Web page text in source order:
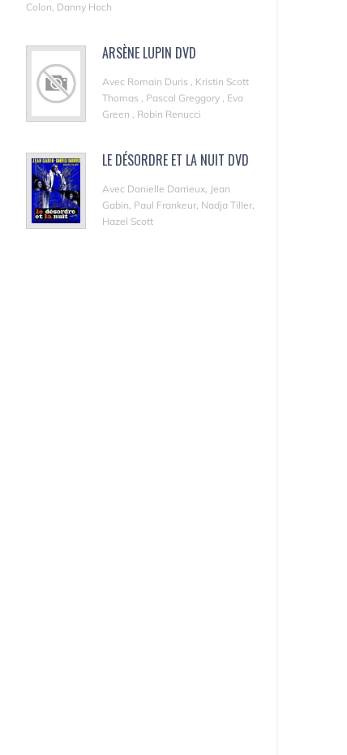
Colon, Danny Hoch
ARSÈNE LUPIN DVD
Avec Romain Duris , Kristin Scott
Thomas , Pascal Greggory , Eva
Green , Robin Renucci
LE DÉSORDRE ET LA NUIT DVD
Avec Danielle Darrieux, Jean
Gabin, Paul Frankeur, Nadja Tiller,
Hazel Scott